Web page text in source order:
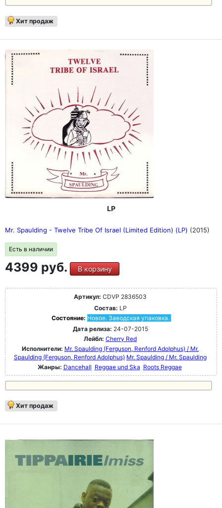
Хит продаж
LP
Mr. Spaulding - Twelve Tribe Of Israel (Limited Edition) (LP) (2015)
Есть в наличии
4399 руб. В корзину
Артикул: CDVP 2836503
Состав: LP
Состояние: Новое. Заводская упаковка.
Дата релиза: 24-07-2015
Лейбл: Cherry Red
Исполнители: Mr. Spaulding ‎(Ferguson, Renford Adolphus) / Mr.
Spaulding ‎(Ferguson, Renford Adolphus) Mr. Spaulding / Mr. Spaulding
Жанры: Dancehall Reggae und Ska Roots Reggae
Хит продаж